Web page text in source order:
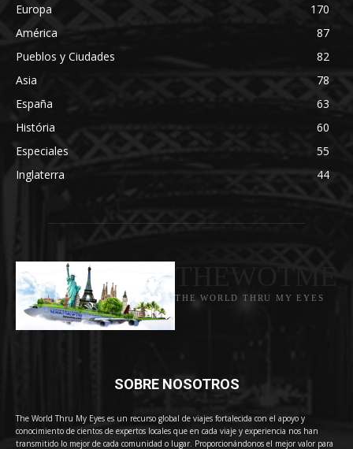
Europa
170
América
87
Pueblos y Ciudades
82
Asia
78
España
63
História
60
Especiales
55
Inglaterra
44
THE WORLD THRU MY EYES
SOBRE NOSOTROS
The World Thru My Eyes es un recurso global de viajes fortalecida con el apoyo y
conocimiento de cientos de expertos locales que en cada viaje y experiencia nos han
transmitido lo mejor de cada comunidad o lugar. Proporcionándonos el mejor valor para